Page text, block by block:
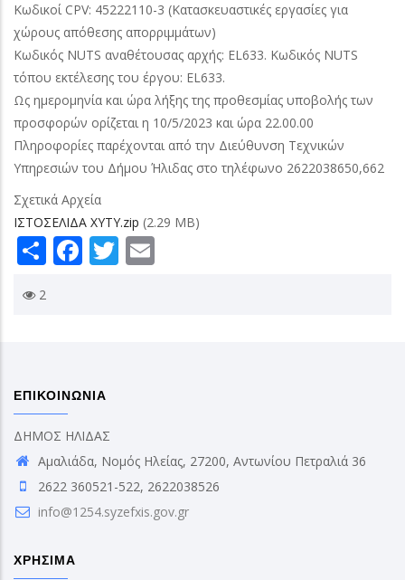
Κωδικοί CPV: 45222110-3 (Κατασκευαστικές εργασίες για
χώρους απόθεσης απορριμμάτων)
Κωδικός NUTS αναθέτουσας αρχής: EL633. Κωδικός NUTS
τόπου εκτέλεσης του έργου: EL633.
Ως ημερομηνία και ώρα λήξης της προθεσμίας υποβολής των
προσφορών ορίζεται η 10/5/2023 και ώρα 22.00.00
Πληροφορίες παρέχονται από την Διεύθυνση Τεχνικών
Υπηρεσιών του Δήμου Ήλιδας στο τηλέφωνο 2622038650,662
Σχετικά Αρχεία
ΙΣΤΟΣΕΛΙΔΑ ΧΥΤΥ.zip (2.29 MB)
ShareFacebook
Twitter
2
ΕΠΙΚΟΙΝΩΝΙΑ
ΔΗΜΟΣ ΗΛΙΔΑΣ
Αμαλιάδα, Νομός Ηλείας, 27200, Αντωνίου Πετραλιά 36
2622 360521-522, 2622038526
info@1254.syzefxis.gov.gr
ΧΡΗΣΙΜΑ